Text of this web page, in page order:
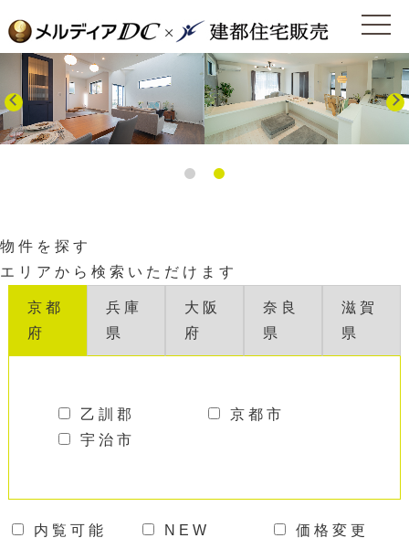
1 2
物 件 を 探 す
エリアから検索いただけます
京都
府
兵庫
県
大阪
府
奈良
県
滋賀
県
乙訓郡
京都市
宇治市
内覧可能 NEW 価格変更